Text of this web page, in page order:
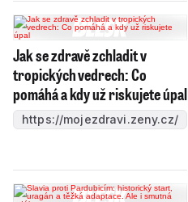
Jak se zdravě zchladit v
tropických vedrech: Co
pomáhá a kdy už riskujete úpal
https://mojezdravi.zeny.cz/